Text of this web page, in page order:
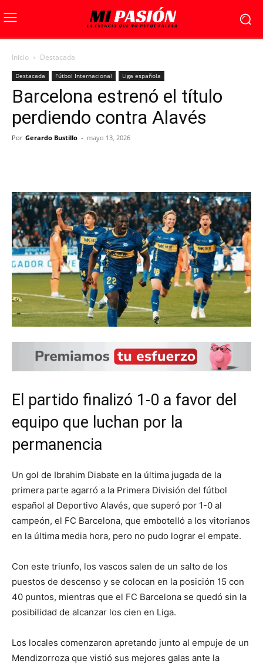
Inicio Destacada
Destacada Fútbol Internacional Liga española
Barcelona estrenó el título
perdiendo contra Alavés
Por Gerardo Bustillo - mayo 13, 2026
El partido finalizó 1-0 a favor del
equipo que luchan por la
permanencia
Un gol de Ibrahim Diabate en la última jugada de la
primera parte agarró a la Primera División del fútbol
español al Deportivo Alavés, que superó por 1-0 al
campeón, el FC Barcelona, que embotelló a los vitorianos
en la última media hora, pero no pudo lograr el empate.
Con este triunfo, los vascos salen de un salto de los
puestos de descenso y se colocan en la posición 15 con
40 puntos, mientras que el FC Barcelona se quedó sin la
posibilidad de alcanzar los cien en Liga.
Los locales comenzaron apretando junto al empuje de un
Mendizorroza que vistió sus mejores galas ante la